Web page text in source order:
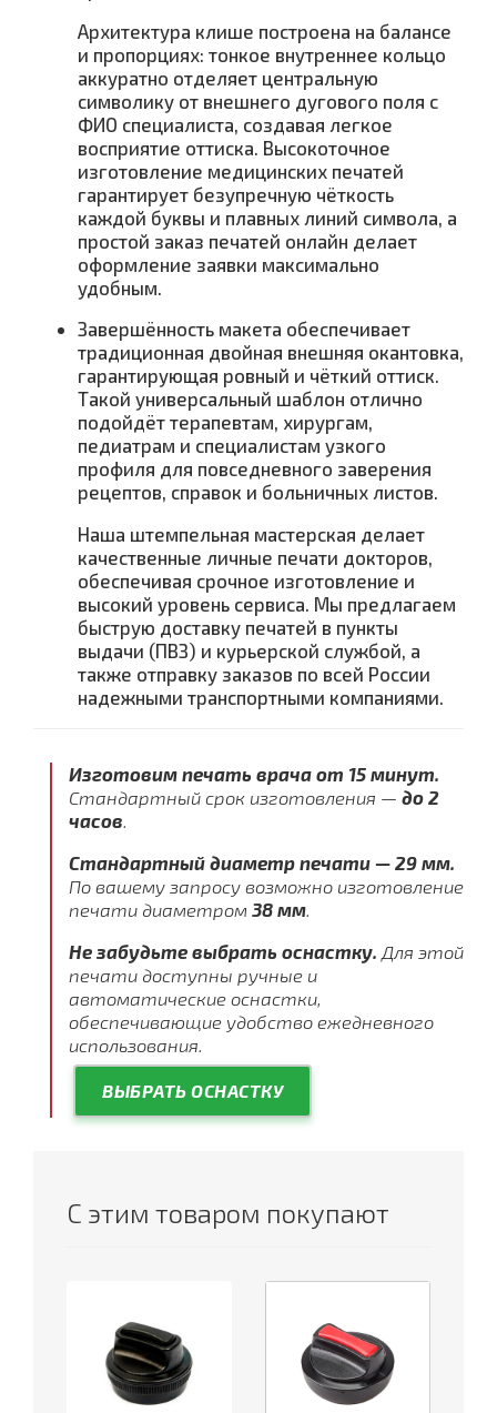
Архитектура клише построена на балансе
и пропорциях: тонкое внутреннее кольцо
аккуратно отделяет центральную
символику от внешнего дугового поля с
ФИО специалиста, создавая легкое
восприятие оттиска. Высокоточное
изготовление медицинских печатей
гарантирует безупречную чёткость
каждой буквы и плавных линий символа, а
простой заказ печатей онлайн делает
оформление заявки максимально
удобным.
Завершённость макета обеспечивает
традиционная двойная внешняя окантовка,
гарантирующая ровный и чёткий оттиск.
Такой универсальный шаблон отлично
подойдёт терапевтам, хирургам,
педиатрам и специалистам узкого
профиля для повседневного заверения
рецептов, справок и больничных листов.
Наша штемпельная мастерская делает
качественные личные печати докторов,
обеспечивая срочное изготовление и
высокий уровень сервиса. Мы предлагаем
быструю доставку печатей в пункты
выдачи (ПВЗ) и курьерской службой, а
также отправку заказов по всей России
надежными транспортными компаниями.
Изготовим печать врача от 15 минут.
Стандартный срок изготовления — до 2
часов
Стандартный диаметр печати — 29 мм.
По вашему запросу возможно изготовление
печати диаметром 38 мм
Не забудьте выбрать оснастку. Для этой
печати доступны ручные и
автоматические оснастки,
обеспечивающие удобство ежедневного
использования.
ВЫБРАТЬ ОСНАСТКУ
С этим товаром покупают